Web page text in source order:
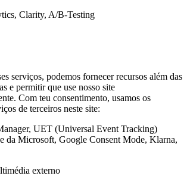
Clarity, A/B-Testing
serviços, podemos fornecer recursos além das
e permitir que use nosso site
Com teu consentimento, usamos os
de terceiros neste site:
UET (Universal Event Tracking)
da Microsoft, Google Consent Mode, Klarna,
externo